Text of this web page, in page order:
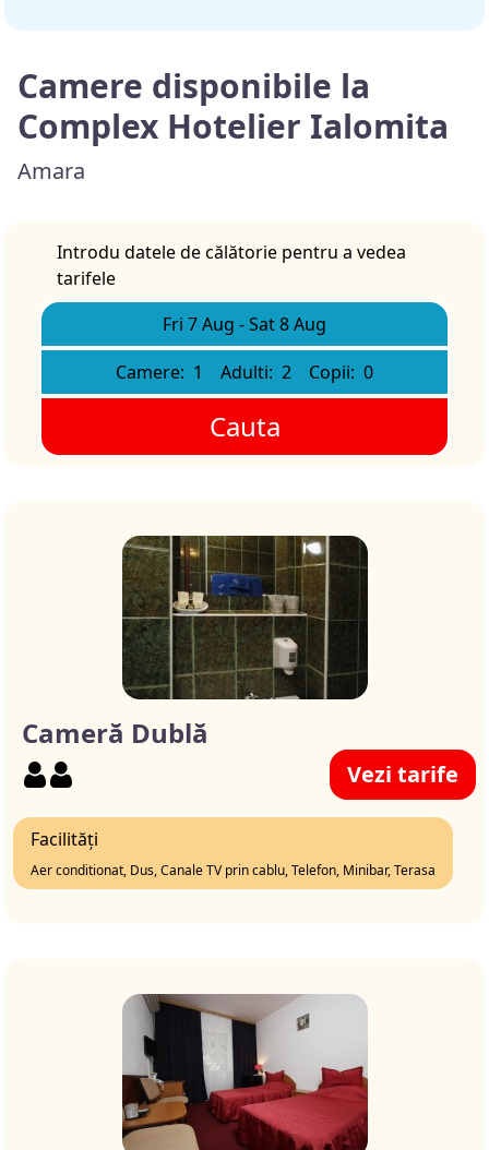
Camere disponibile la
Complex Hotelier Ialomita
Amara
Introdu datele de călătorie pentru a vedea
tarifele
Fri 7 Aug -Sat 8 Aug
Camere: 1 Adulti: 2 Copii: 0
Cauta
Cameră Dublă
Vezi tarife
Facilități
Aer conditionat, Dus, Canale TV prin cablu, Telefon, Minibar, Terasa